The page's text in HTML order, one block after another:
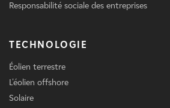
Responsabilité sociale des entreprises
TECHNOLOGIE
Éolien terrestre
L'éolien offshore
Solaire